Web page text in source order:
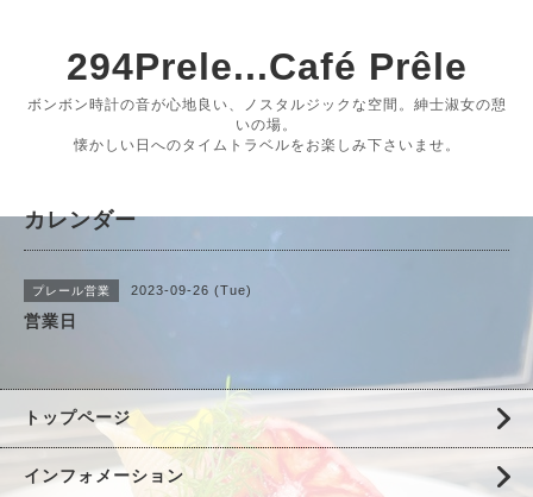
294Prele...Café Prêle
ボンボン時計の音が心地良い、ノスタルジックな空間。紳士淑女の憩
いの場。
懐かしい日へのタイムトラベルをお楽しみ下さいませ。
カレンダー
プレール営業 2023-09-26 (Tue)
営業日
トップページ
インフォメーション